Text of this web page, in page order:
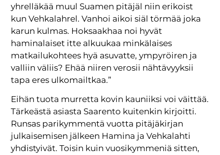
yhrelläkää muul Suamen pitäjäl niin erikoist
kun Vehkalahrel. Vanhoi aikoi siäl törmää joka
karun kulmas. Hoksaakhaa noi hyvät
haminalaiset itte alkuukaa minkälaises
matkailukohtees hyä asuvatte, ympyröiren ja
valliin väliis? Ehää niiren verosii nähtävyyksii
tapa eres ulkomailtkaa.”
Eihän tuota murretta kovin kauniiksi voi väittää.
Tärkeästä asiasta Saarento kuitenkin kirjoitti.
Runsas parikymmentä vuotta pitäjäkirjan
julkaisemisen jälkeen Hamina ja Vehkalahti
yhdistyivät. Toisin kuin vuosikymmeniä sitten,